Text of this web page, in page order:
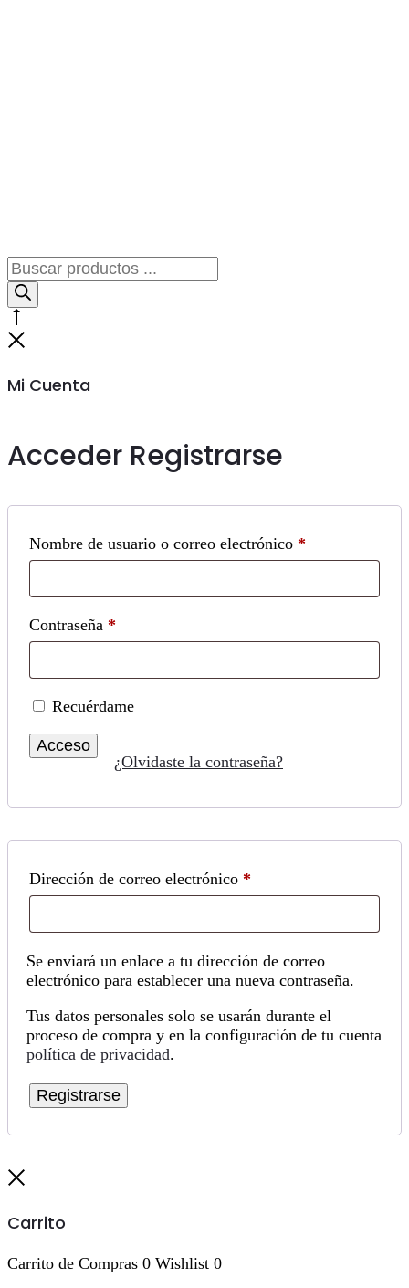
Búsqueda
de
productos
Mi Cuenta
Acceder Registrarse
Nombre de usuario o correo electrónico *
Contraseña *
Recuérdame
Acceso
¿Olvidaste la contraseña?
Dirección de correo electrónico *
Se enviará un enlace a tu dirección de correo
electrónico para establecer una nueva contraseña.
Tus datos personales solo se usarán durante el
proceso de compra y en la configuración de tu cuenta
política de privacidad.
Registrarse
Carrito
Carrito de Compras 0 Wishlist 0